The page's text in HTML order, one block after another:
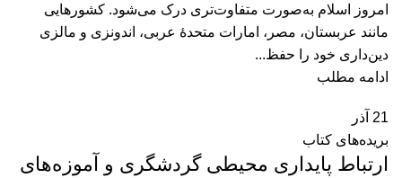
امروز اسلام به‌صورت متفاوت‌تری درک می‌شود. کشورهایی
مانند عربستان، مصر، امارات متحدۀ عربی، اندونزی و مالزی
دین‌داری خود را حفظ...
ادامه مطلب
21 آذر
بریده‌های کتاب
ارتباط پایداری محیطی گردشگری و آموزه‌های